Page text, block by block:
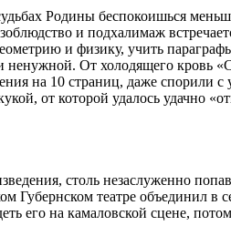
Родины беспокоишься
и подхалимаж
и физику, учить
От холодящего кровь
на 10 страниц, даже спорили
от которой удалось удачно
столь незаслуженно
Губернском театре объединил
его на камаловской сцене,